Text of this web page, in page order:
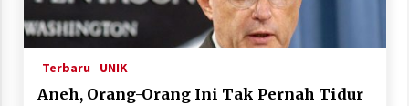
Terbaru UNIK
Aneh, Orang-Orang Ini Tak Pernah Tidur